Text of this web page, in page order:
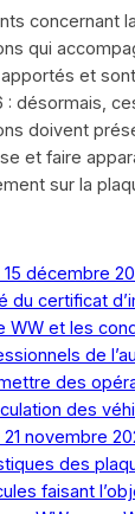
concernant
qui
et
: désormais,
doivent
et faire
sur la
décembre
du certificat
WW et les
de
des
des
novembre
des
faisant